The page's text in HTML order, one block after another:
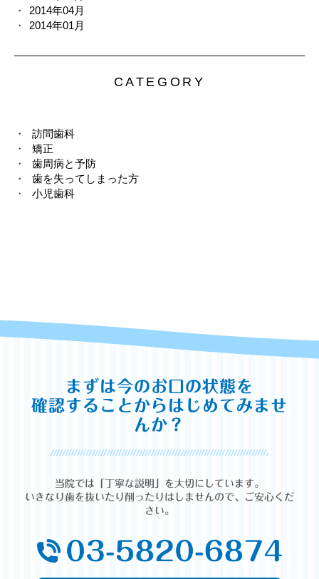
2014年04月
2014年01月
CATEGORY
訪問歯科
矯正
歯周病と予防
歯を失ってしまった方
小児歯科
まずは今のお口の状態を
確認することからはじめてみませ
んか？
当院では「丁寧な説明」を大切にしています。
いきなり歯を抜いたり削ったりはしませんので、ご安心くだ
さい。